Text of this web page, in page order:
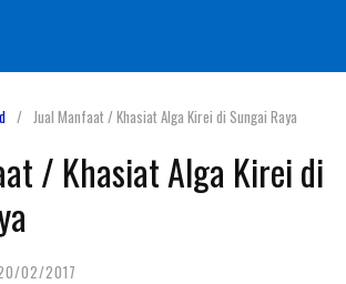
Jual Manfaat / Khasiat Alga Kirei di Sungai Raya
/ Khasiat Alga Kirei di
02/2017